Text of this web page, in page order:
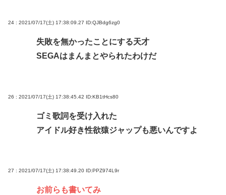
24 : 2021/07/17(土) 17:38:09.27 ID:QJBdg6zg0
失敗を無かったことにする天才
SEGAはまんまとやられたわけだ
26 : 2021/07/17(土) 17:38:45.42 ID:KB1tHcs80
ゴミ歌詞を受け入れた
アイドル好き性欲猿ジャップも悪いんですよ
27 : 2021/07/17(土) 17:38:49.20 ID:PPZ974L9r
お前らも書いてみ